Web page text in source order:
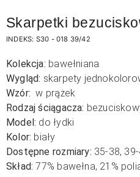
Skarpetki
INDEKS: S30 - 018 39/42
Kolekcja: bawełniana
Wygląd: skarpety
Wzór: w prążek
Rodzaj ściągacza:
Model: do łydki
Kolor: biały
Dostępne rozmiary: 35-38,
Skład: 77% bawełna, 21%